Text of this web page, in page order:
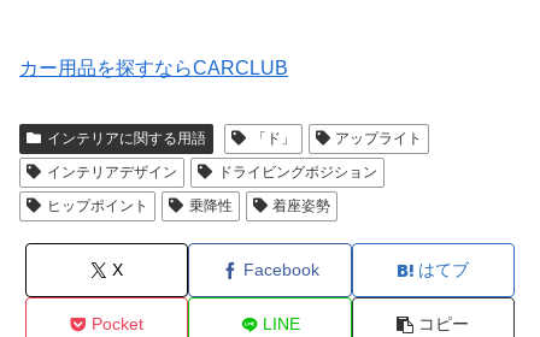
カー用品を探すならCARCLUB
インテリアに関する用語 「ド」
アップライト
インテリアデザイン
ドライビングポジション
ヒップポイント
乗降性 着座姿勢
X Facebook はてブ
Pocket LINE コピー